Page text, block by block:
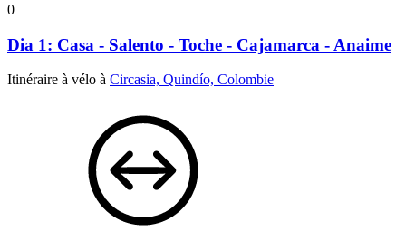
0
Dia 1: Casa - Salento - Toche - Cajamarca - Anaime
Itinéraire à vélo à Circasia, Quindío, Colombie